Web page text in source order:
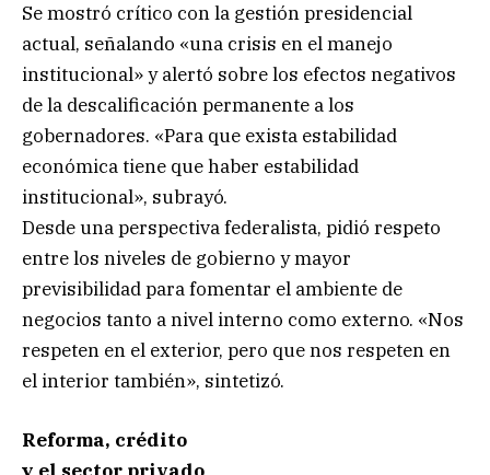
Se mostró crítico con la gestión presidencial
actual, señalando «una crisis en el manejo
institucional» y alertó sobre los efectos negativos
de la descalificación permanente a los
gobernadores. «Para que exista estabilidad
económica tiene que haber estabilidad
institucional», subrayó.
Desde una perspectiva federalista, pidió respeto
entre los niveles de gobierno y mayor
previsibilidad para fomentar el ambiente de
negocios tanto a nivel interno como externo. «Nos
respeten en el exterior, pero que nos respeten en
el interior también», sintetizó.
Reforma, crédito